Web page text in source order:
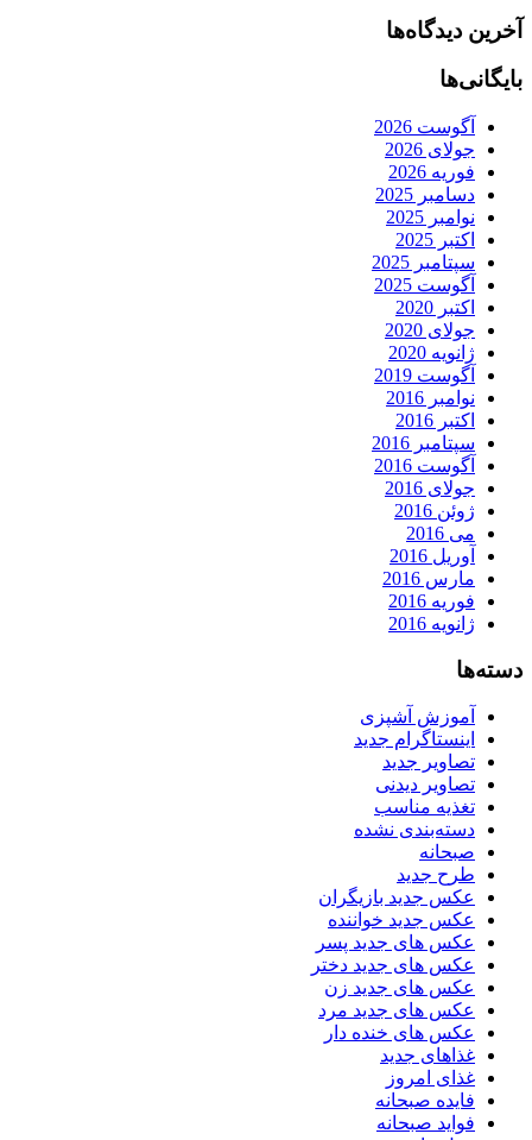
آخرین دیدگاه‌ها
بایگانی‌ها
آگوست 2026
جولای 2026
فوریه 2026
دسامبر 2025
نوامبر 2025
اکتبر 2025
سپتامبر 2025
آگوست 2025
اکتبر 2020
جولای 2020
ژانویه 2020
آگوست 2019
نوامبر 2016
اکتبر 2016
سپتامبر 2016
آگوست 2016
جولای 2016
ژوئن 2016
می 2016
آوریل 2016
مارس 2016
فوریه 2016
ژانویه 2016
دسته‌ها
آموزش آشپزی
اینستاگرام جدید
تصاویر جدید
تصاویر دیدنی
تغذیه مناسب
دسته‌بندی نشده
صبحانه
طرح جدید
عکس جدید بازیگران
عکس جدید خواننده
عکس های جدید پسر
عکس های جدید دختر
عکس های جدید زن
عکس های جدید مرد
عکس های خنده دار
غذاهای جدید
غذای امروز
فایده صبحانه
فواید صبحانه